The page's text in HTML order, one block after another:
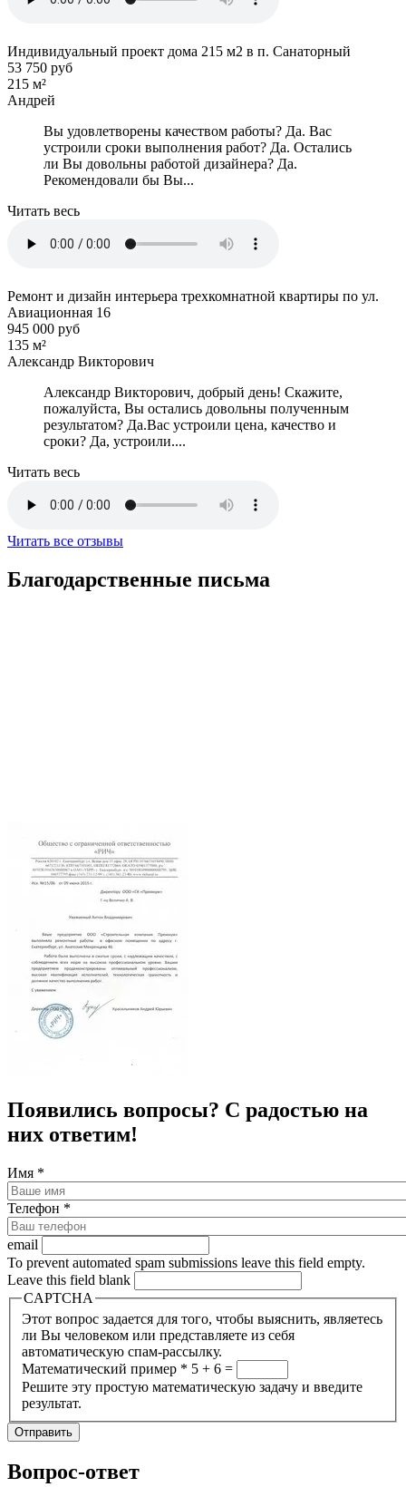
Индивидуальный проект дома 215 м2 в п. Санаторный
53 750 руб
215 м²
Андрей
Вы удовлетворены качеством работы? Да. Вас
устроили сроки выполнения работ? Да. Остались
ли Вы довольны работой дизайнера? Да.
Рекомендовали бы Вы...
Читать весь
Ремонт и дизайн интерьера трехкомнатной квартиры по ул.
Авиационная 16
945 000 руб
135 м²
Александр Викторович
Александр Викторович, добрый день! Скажите,
пожалуйста, Вы остались довольны полученным
результатом? Да.Вас устроили цена, качество и
сроки? Да, устроили....
Читать весь
Читать все отзывы
Благодарственные письма
Появились вопросы? С радостью на
них ответим!
Имя *
Телефон *
email
To prevent automated spam submissions leave this field empty.
Leave this field blank
CAPTCHA
Этот вопрос задается для того, чтобы выяснить, являетесь
ли Вы человеком или представляете из себя
автоматическую спам-рассылку.
Математический пример * 5 + 6 =
Решите эту простую математическую задачу и введите
результат.
Вопрос-ответ